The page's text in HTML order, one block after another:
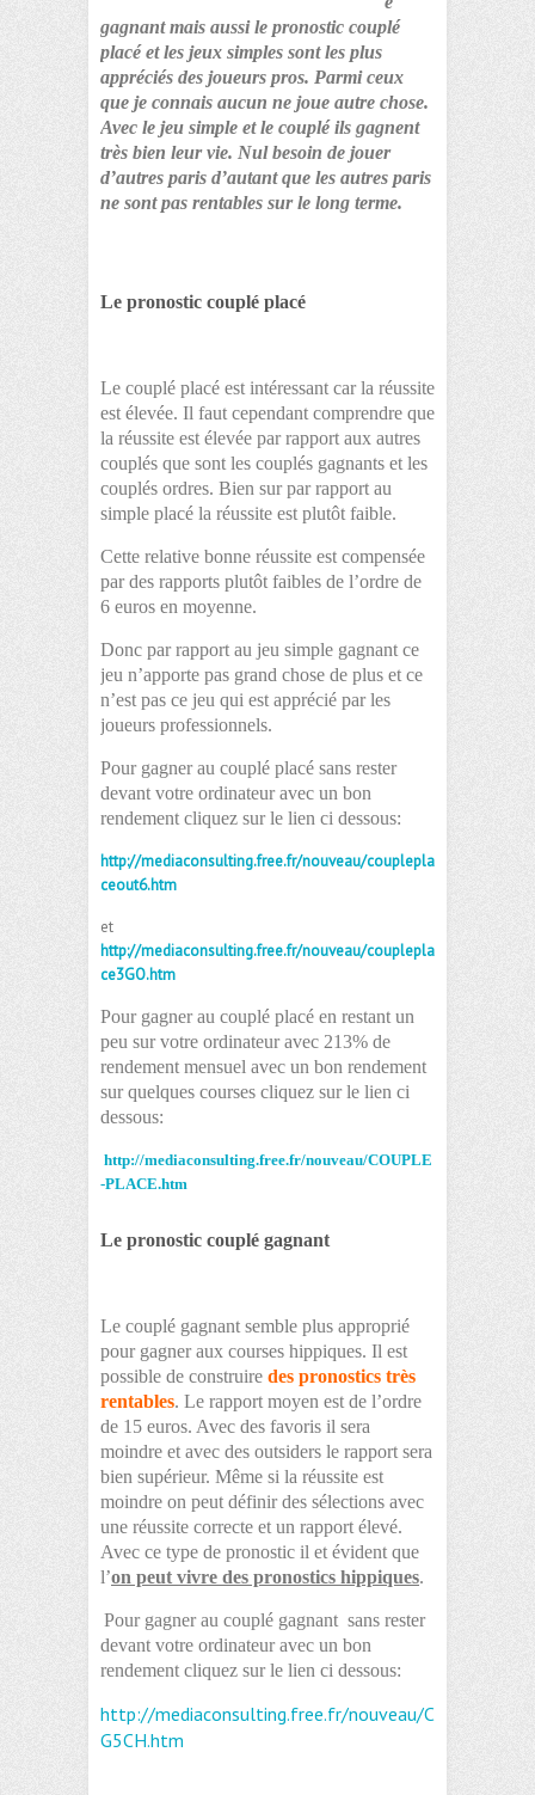
gagnant mais aussi le pronostic couplé
placé et les jeux simples sont les plus
appréciés des joueurs pros. Parmi ceux
que je connais aucun ne joue autre chose.
Avec le jeu simple et le couplé ils gagnent
très bien leur vie. Nul besoin de jouer
d’autres paris d’autant que les autres paris
ne sont pas rentables sur le long terme.
Le pronostic couplé placé
Le couplé placé est intéressant car la réussite
est élevée. Il faut cependant comprendre que
la réussite est élevée par rapport aux autres
couplés que sont les couplés gagnants et les
couplés ordres. Bien sur par rapport au
simple placé la réussite est plutôt faible.
Cette relative bonne réussite est compensée
par des rapports plutôt faibles de l’ordre de
6 euros en moyenne.
Donc par rapport au jeu simple gagnant ce
jeu n’apporte pas grand chose de plus et ce
n’est pas ce jeu qui est apprécié par les
joueurs professionnels.
Pour gagner au couplé placé sans rester
devant votre ordinateur avec un bon
rendement cliquez sur le lien ci dessous:
http://mediaconsulting.free.fr/nouveau/couplepla
ceout6.htm
et
http://mediaconsulting.free.fr/nouveau/couplepla
ce3GO.htm
Pour gagner au couplé placé en restant un
peu sur votre ordinateur avec 213% de
rendement mensuel avec un bon rendement
sur quelques courses cliquez sur le lien ci
dessous:
http://mediaconsulting.free.fr/nouveau/COUPLE
-PLACE.htm
Le pronostic couplé gagnant
Le couplé gagnant semble plus approprié
pour gagner aux courses hippiques. Il est
possible de construire des pronostics très
rentables. Le rapport moyen est de l’ordre
de 15 euros. Avec des favoris il sera
moindre et avec des outsiders le rapport sera
bien supérieur. Même si la réussite est
moindre on peut définir des sélections avec
une réussite correcte et un rapport élevé.
Avec ce type de pronostic il et évident que
l’on peut vivre des pronostics hippiques.
Pour gagner au couplé gagnant sans rester
devant votre ordinateur avec un bon
rendement cliquez sur le lien ci dessous:
http://mediaconsulting.free.fr/nouveau/C
G5CH.htm